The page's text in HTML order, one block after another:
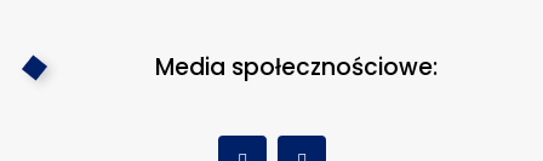
Media społecznościowe: